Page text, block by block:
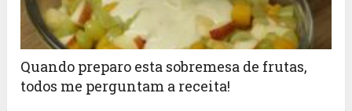
Quando preparo esta sobremesa de frutas,
todos me perguntam a receita!